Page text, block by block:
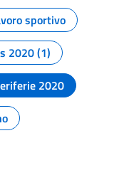
sportivo
2020 (1)
2020